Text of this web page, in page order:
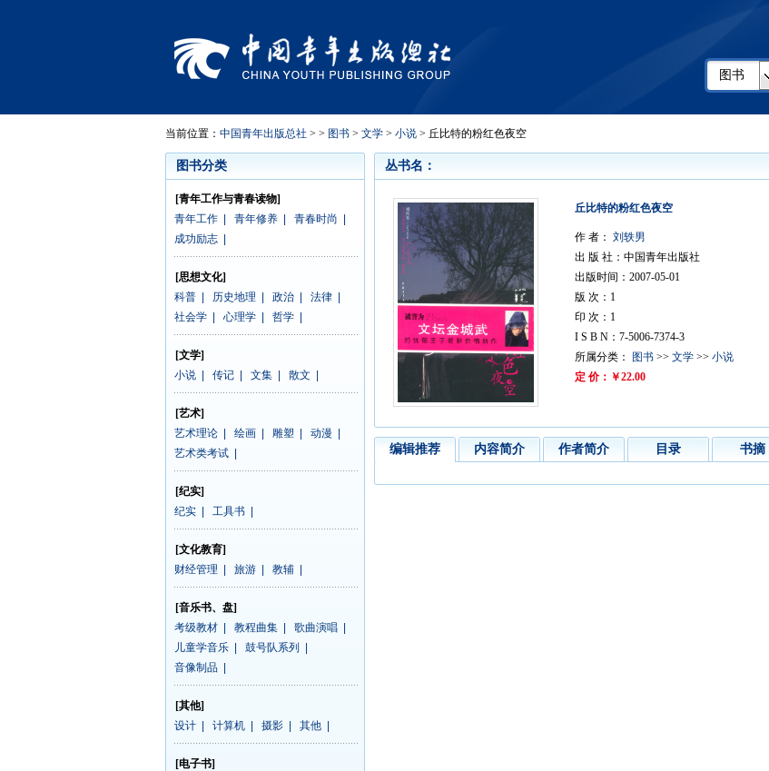
图书
当前位置： 中国青年出版总社 > > 图书 > 文学 > 小说 > 丘比特的粉红色夜空
图书分类
[青年工作与青春读物]
青年工作
青年修养 青春时尚
成功励志
[思想文化]
科普
历史地理 政治 法律
社会学
心理学 哲学
[文学]
小说
传记 文集 散文
[艺术]
艺术理论
绘画 雕塑 动漫
艺术类考试
[纪实]
纪实
工具书
[文化教育]
财经管理
旅游 教辅
[音乐书、盘]
考级教材
教程曲集 歌曲演唱
儿童学音乐
鼓号队系列
音像制品
[其他]
设计
计算机 摄影 其他
[电子书]
丛书名：
丘比特的粉红色夜空
作 者： 刘轶男
出 版 社：中国青年出版社
出版时间：2007-05-01
版 次：1
印 次：1
I S B N：7-5006-7374-3
所属分类：
图书 >> 文学 >> 小说
定 价：￥22.00
编辑推荐 内容简介 作者简介 目录 书摘